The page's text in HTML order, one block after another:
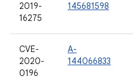
2019-
16275
145681598
CVE-
2020-
0196
A-
144066833